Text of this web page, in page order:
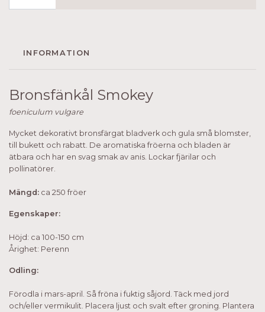
INFORMATION
Bronsfänkål Smokey
foeniculum vulgare
Mycket dekorativt bronsfärgat bladverk och gula små blomster,
till bukett och rabatt. De aromatiska fröerna och bladen är
ätbara och har en svag smak av anis. Lockar fjärilar och
pollinatörer.
Mängd: ca 250 fröer
Egenskaper:
Höjd: ca 100-150 cm
Årighet: Perenn
Odling:
Förodla i mars-april. Så fröna i fuktig såjord. Täck med jord
och/eller vermikulit. Placera ljust och svalt efter groning. Plantera